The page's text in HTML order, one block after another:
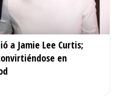
a Jamie Lee Curtis;
en